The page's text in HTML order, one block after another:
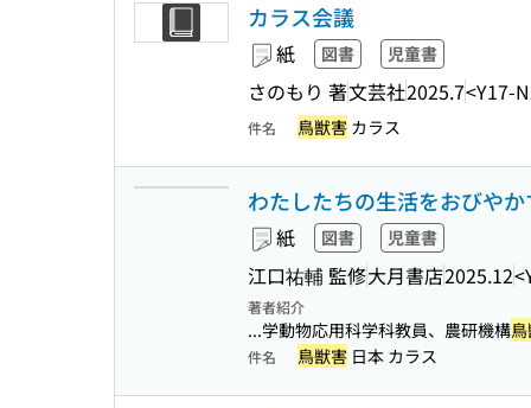
カラス会議
紙 図書 児童書
さのもり 著文芸社2025.7<Y17-
件名 鳥獣害 カラス
わたしたちの生活をおびや
紙 図書 児童書
江口祐輔 監修大月書店2025.12
著者紹介
...学動物応用科学科教員、農研機構
件名 鳥獣害 日本 カラス